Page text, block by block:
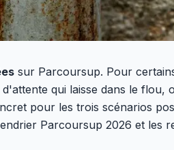
sur Parcoursup. Pour
qui laisse dans le flou,
pour les trois scénarios
Parcoursup 2026 et les